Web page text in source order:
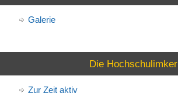
Galerie
Die Hochschulimker
Zur Zeit aktiv